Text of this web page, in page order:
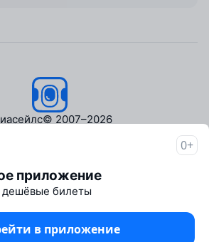
© 2007–2026
Пресс‑центр
Travelpayouts
Партнёрская программа
Медиа Yo'lovchi
Трэвел‑медиа Aviasales.uz
0+
приложение
дешёвые билеты
в приложение